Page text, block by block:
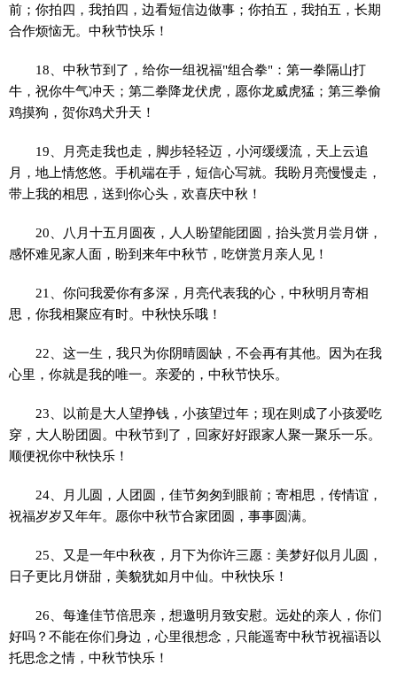
前；你拍四，我拍四，边看短信边做事；你拍五，我拍五，长期
合作烦恼无。中秋节快乐！
18、中秋节到了，给你一组祝福"组合拳"：第一拳隔山打
牛，祝你牛气冲天；第二拳降龙伏虎，愿你龙威虎猛；第三拳偷
鸡摸狗，贺你鸡犬升天！
19、月亮走我也走，脚步轻轻迈，小河缓缓流，天上云追
月，地上情悠悠。手机端在手，短信心写就。我盼月亮慢慢走，
带上我的相思，送到你心头，欢喜庆中秋！
20、八月十五月圆夜，人人盼望能团圆，抬头赏月尝月饼，
感怀难见家人面，盼到来年中秋节，吃饼赏月亲人见！
21、你问我爱你有多深，月亮代表我的心，中秋明月寄相
思，你我相聚应有时。中秋快乐哦！
22、这一生，我只为你阴晴圆缺，不会再有其他。因为在我
心里，你就是我的唯一。亲爱的，中秋节快乐。
23、以前是大人望挣钱，小孩望过年；现在则成了小孩爱吃
穿，大人盼团圆。中秋节到了，回家好好跟家人聚一聚乐一乐。
顺便祝你中秋快乐！
24、月儿圆，人团圆，佳节匆匆到眼前；寄相思，传情谊，
祝福岁岁又年年。愿你中秋节合家团圆，事事圆满。
25、又是一年中秋夜，月下为你许三愿：美梦好似月儿圆，
日子更比月饼甜，美貌犹如月中仙。中秋快乐！
26、每逢佳节倍思亲，想邀明月致安慰。远处的亲人，你们
好吗？不能在你们身边，心里很想念，只能遥寄中秋节祝福语以
托思念之情，中秋节快乐！